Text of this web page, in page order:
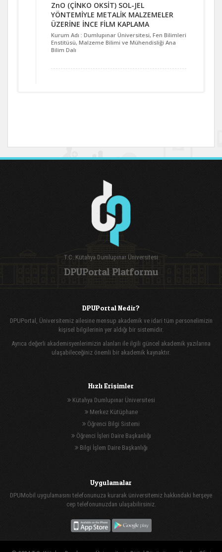
ZnO (ÇİNKO OKSİT) SOL-JEL
YÖNTEMİYLE METALİK MALZEMELER
ÜZERİNE İNCE FİLM KAPLAMA
Kurum Adı : Dumlupınar Üniversitesi, Fen Bilimleri
Enstitüsü, Malzeme Bilimi ve Mühendisliği Ana
Bilim Dalı
T.C. Kütahya Dumlupınar Üniversitesi
DPUPortal Platformu
DPUPortal Nedir?
DPUPortal, Üniversitemiz ailesine mensup akademik ve idari tüm personelimizin
kişisel bilgilerinin yer aldığı bir sistemidir.
Ayrıca değerli akademisyenlerimizin alanları ile ilgili güncel akademik yazılarına
ulaşabileceğiniz önemli bir akademik kaynaktır.
Hızlı Erişimler
Kütahya Dumlupınar Üniversitesi
Merkez Kütüphane
Öğrenci Bilgi Sistemi
Öğrenci İşleri Daire Başkanlığı
Bilgi İşlem Daire Başkanlığı
Uygulamalar
DPUMobil uygulamasını telefonunuza kurarak üniversitemiz hakkındaki herşeye
cep telefonunuzdan ulaşabilirsiniz.